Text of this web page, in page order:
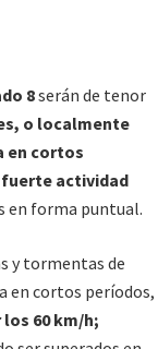
8serán de tenor
o localmente
en cortos
fuerte actividad
en forma puntual.
y tormentas de
en cortos períodos,
60 km/h;